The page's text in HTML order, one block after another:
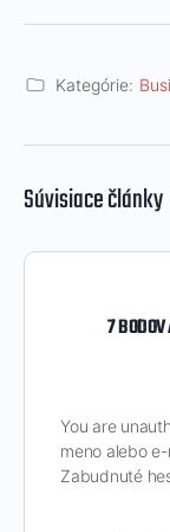
Kategórie:
Súvisiace články
7
You are
meno alebo
Zabudnuté